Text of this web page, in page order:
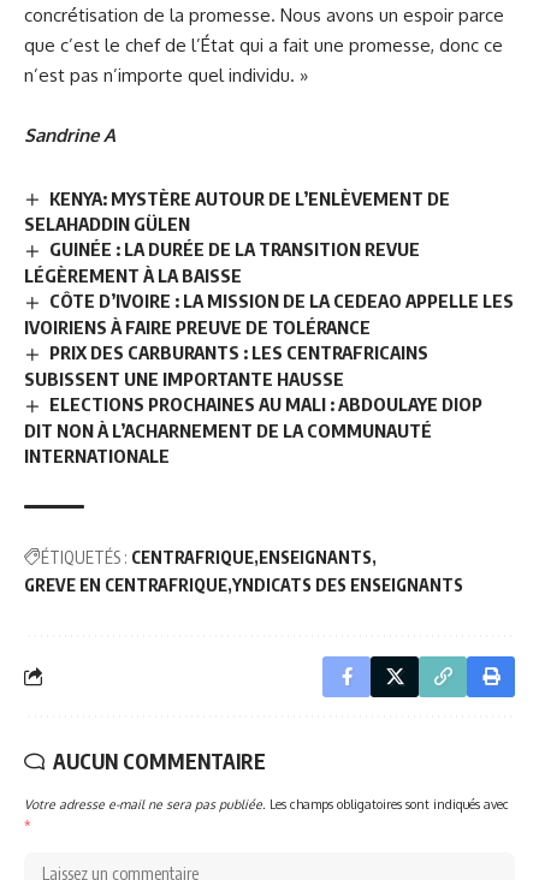
concrétisation de la promesse. Nous avons un espoir parce
que c’est le chef de l’État qui a fait une promesse, donc ce
n’est pas n’importe quel individu. »
Sandrine A
KENYA: MYSTÈRE AUTOUR DE L’ENLÈVEMENT DE
SELAHADDIN GÜLEN
GUINÉE : LA DURÉE DE LA TRANSITION REVUE
LÉGÈREMENT À LA BAISSE
CÔTE D’IVOIRE : LA MISSION DE LA CEDEAO APPELLE LES
IVOIRIENS À FAIRE PREUVE DE TOLÉRANCE
PRIX DES CARBURANTS : LES CENTRAFRICAINS
SUBISSENT UNE IMPORTANTE HAUSSE
ELECTIONS PROCHAINES AU MALI : ABDOULAYE DIOP
DIT NON À L’ACHARNEMENT DE LA COMMUNAUTÉ
INTERNATIONALE
ÉTIQUETÉS : CENTRAFRIQUE ENSEIGNANTS
GREVE EN CENTRAFRIQUE YNDICATS DES ENSEIGNANTS
AUCUN COMMENTAIRE
Votre adresse e-mail ne sera pas publiée. Les champs obligatoires sont indiqués avec
*